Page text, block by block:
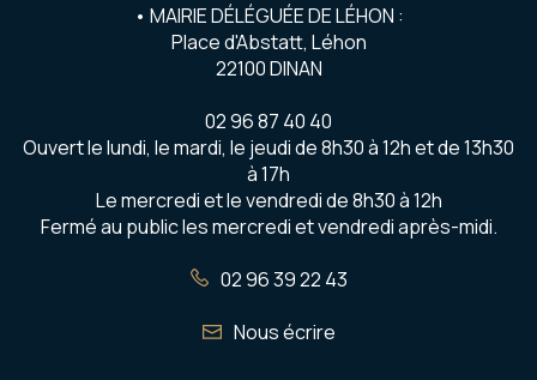
• MAIRIE DÉLÉGUÉE DE LÉHON :
Place d'Abstatt, Léhon
22100 DINAN
02 96 87 40 40
Ouvert le lundi, le mardi, le jeudi de 8h30 à 12h et de 13h30
à 17h
Le mercredi et le vendredi de 8h30 à 12h
Fermé au public les mercredi et vendredi après-midi.
02 96 39 22 43
Nous écrire